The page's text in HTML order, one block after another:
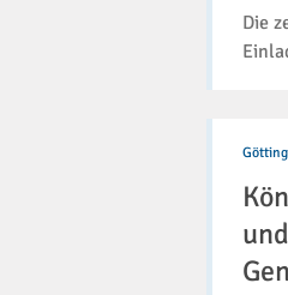
Die
rasanten